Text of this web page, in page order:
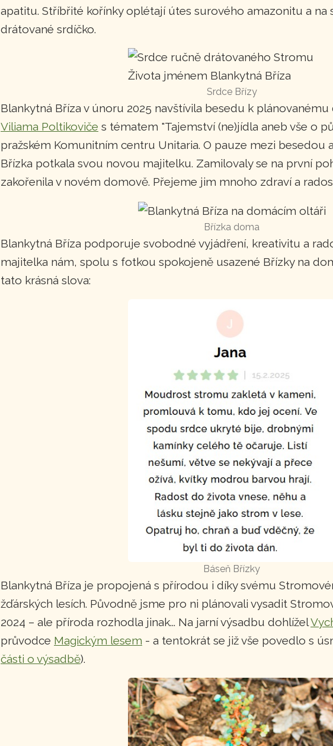
apatitu. Stříbřité kořínky oplétají útes surového amazonitu a na
drátované srdíčko.
Srdce Břízy
Blankytná Bříza v únoru 2025 navštívila besedu k
Viliama Poltikoviče s tématem "Tajemství (ne)jídla aneb vše o
pražském Komunitním centru Unitaria. O pauze mezi besedou
Břízka potkala svou novou majitelku. Zamilovaly se na první
zakořenila v novém domově. Přejeme jim mnoho zdraví a
Břízka doma
Blankytná Bříza podporuje svobodné vyjádření, kreativitu a
majitelka nám, spolu s fotkou spokojeně usazené Břízky na
tato krásná slova:
Báseň Břízky
Blankytná Bříza je propojená s přírodou i díky svému
žďárských lesích. Původně jsme pro ni plánovali vysadit
2024 – ale příroda rozhodla jinak... Na jarní výsadbu dohlížel
průvodce Magickým lesem - a tentokrát se již vše povedlo s
části o výsadbě).